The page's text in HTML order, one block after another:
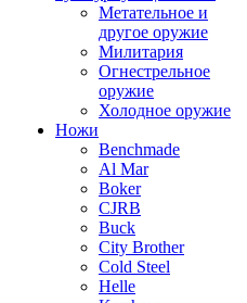
Метательное и
другое оружие
Милитария
Огнестрельное
оружие
Холодное оружие
Ножи
Benchmade
Al Mar
Boker
CJRB
Buck
City Brother
Cold Steel
Helle